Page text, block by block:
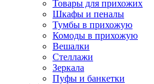
Товары для прихожих
Шкафы и пеналы
Тумбы в прихожую
Комоды в прихожую
Вешалки
Стеллажи
Зеркала
Пуфы и банкетки